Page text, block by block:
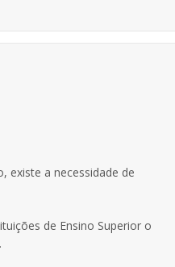
existe a necessidade de
de Ensino Superior o